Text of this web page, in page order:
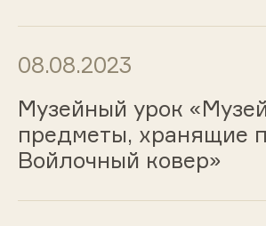
08.08.2023
Музейный урок
предметы, хранящие
Войлочный ковер»